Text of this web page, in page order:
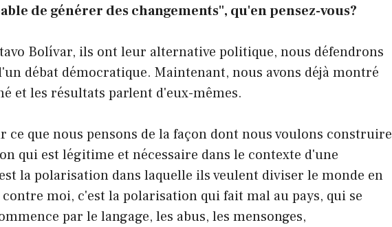
de générer des changements", qu'en pensez-vous?
Bolívar, ils ont leur alternative politique, nous défendrons
débat démocratique. Maintenant, nous avons déjà montré
et les résultats parlent d'eux-mêmes.
ce que nous pensons de la façon dont nous voulons construire
qui est légitime et nécessaire dans le contexte d'une
la polarisation dans laquelle ils veulent diviser le monde en
moi, c'est la polarisation qui fait mal au pays, qui se
par le langage, les abus, les mensonges,